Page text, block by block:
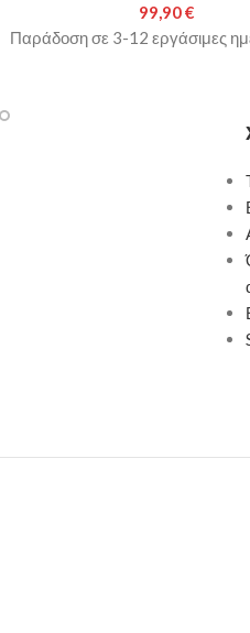
99,90€
Παράδοση σε 3-12 εργάσιμες